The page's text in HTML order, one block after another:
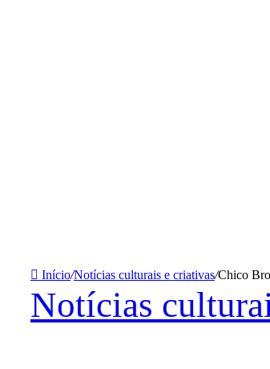
Início/Notícias culturais e criativas/Chico
Notícias